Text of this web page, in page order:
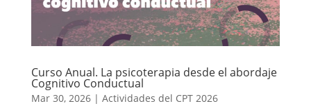
Curso Anual. La psicoterapia desde el abordaje
Cognitivo Conductual
Mar 30, 2026| Actividades del CPT 2026